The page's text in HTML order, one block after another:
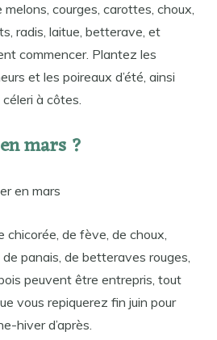
courges, carottes, choux,
radis, laitue, betterave, et
commencer. Plantez les
et les poireaux d’été, ainsi
à côtes.
mars ?
en mars
chicorée, de fève, de choux,
panais, de betteraves rouges,
peuvent être entrepris, tout
vous repiquerez fin juin pour
hiver d’après.